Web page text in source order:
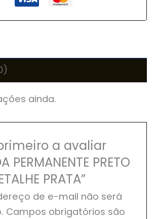
ainda.
a avaliar
PERMANENTE PRETO
PRATA”
de e-mail não será
Campos obrigatórios são